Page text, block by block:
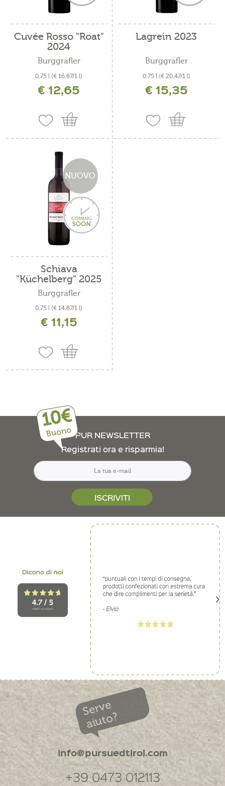
Cuvée Rosso "Roat"
2024
Burggräfler
0,75 l (€ 16,87/1 l)
€ 12,65
Lagrein 2023
Burggräfler
0,75 l (€ 20,47/1 l)
€ 15,35
NUOVO
Schiava
"Küchelberg" 2025
Burggräfler
0,75 l (€ 14,87/1 l)
incl. IVA più costi di spedizione
€ 11,15
10€
Buono PUR NEWSLETTER
Registrati ora e risparmia!
ISCRIVITI
Serve
aiuto?
info@pursuedtirol.com
+39 0473 012113